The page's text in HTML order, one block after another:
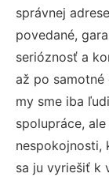
správnej
povedané,
serióznosť a
až po samotné
my sme iba
spolupráce,
nespokojnosti,
sa ju vyriešiť k